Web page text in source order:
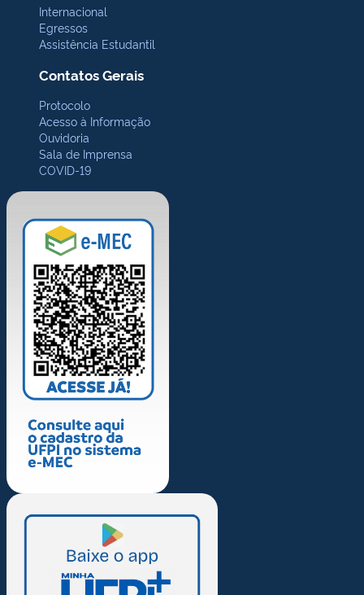
Internacional
Egressos
Assistência Estudantil
Contatos Gerais
Protocolo
Acesso à Informação
Ouvidoria
Sala de Imprensa
COVID-19